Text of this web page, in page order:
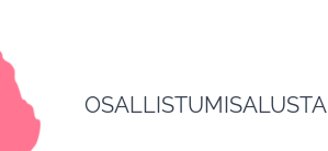
OSALLISTUMISALUSTA